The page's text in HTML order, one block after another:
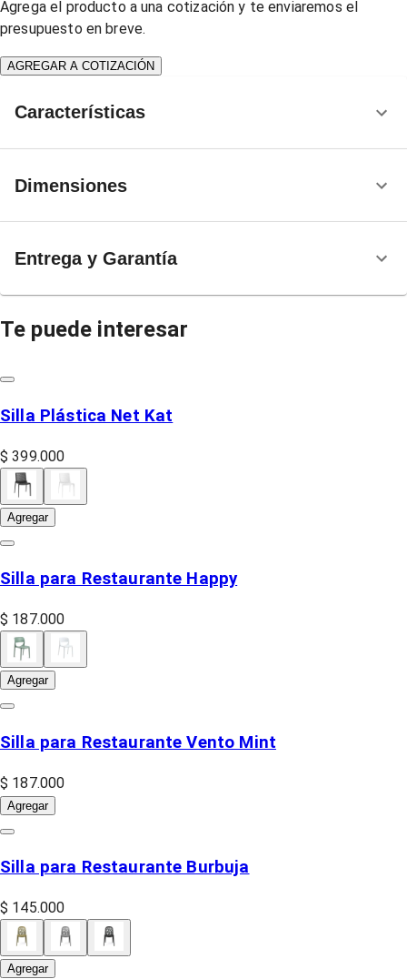
Agrega el producto a una cotización y te enviaremos el
presupuesto en breve.
AGREGAR A COTIZACIÓN
Características
Dimensiones
Entrega y Garantía
Te puede interesar
Silla Plástica Net Kat
$ 399.000
Agregar
Silla para Restaurante Happy
$ 187.000
Agregar
Silla para Restaurante Vento Mint
$ 187.000
Agregar
Silla para Restaurante Burbuja
$ 145.000
Agregar